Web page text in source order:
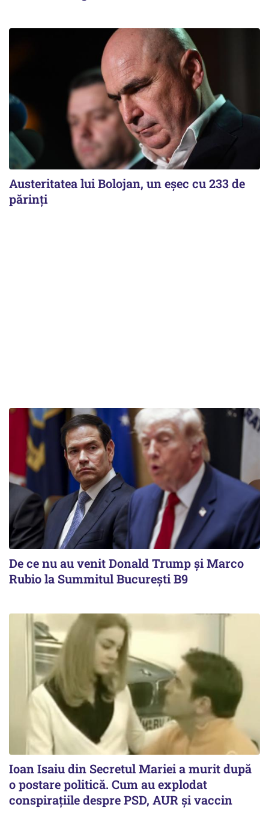
Austeritatea lui Bolojan, un eșec cu 233 de
părinți
De ce nu au venit Donald Trump şi Marco
Rubio la Summitul Bucureşti B9
Ioan Isaiu din Secretul Mariei a murit după
o postare politică. Cum au explodat
conspirațiile despre PSD, AUR și vaccin